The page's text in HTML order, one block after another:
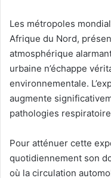
Les métropoles
Afrique du Nord,
atmosphérique
urbaine n’échappe
environnementale.
augmente
pathologies
Pour atténuer cette
quotidiennement son
où la circulation